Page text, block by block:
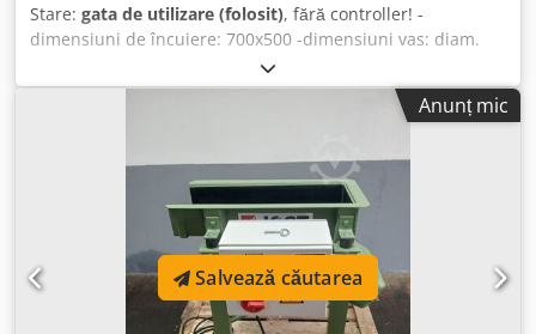
Stare: gata de utilizare (folosit), fără controller! -
dimensiuni de încuiere: 700x500 -dimensiuni vas: diam.
700x200 Cedpfxjvca D Ns Abhsrf
Anunț mic
Salvează căutarea